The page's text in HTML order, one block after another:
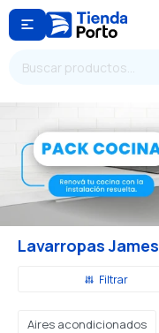

Lavarropas James
Aires acondicionados